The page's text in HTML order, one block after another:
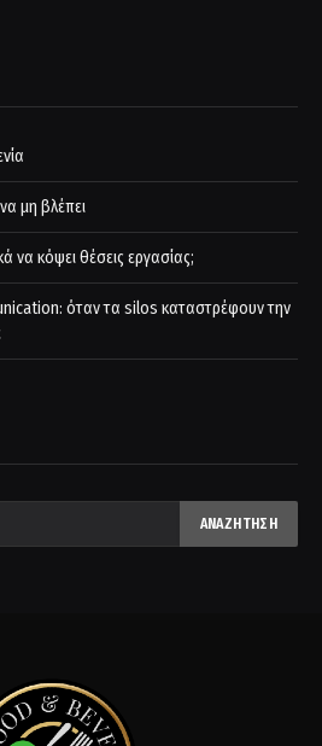
μη βλέπει
να κόψει θέσεις εργασίας;
όταν τα silos καταστρέφουν την